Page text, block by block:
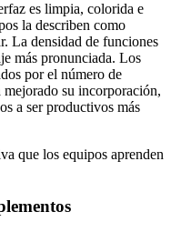
es limpia, colorida e
la describen como
La densidad de funciones
más pronunciada. Los
por el número de
su incorporación,
a ser productivos más
que los equipos aprenden